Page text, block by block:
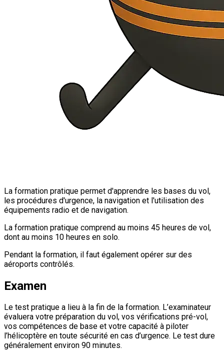
La formation pratique permet d'apprendre les bases du vol,
les procédures d'urgence, la navigation et l'utilisation des
équipements radio et de navigation.
La formation pratique comprend au moins 45 heures de vol,
dont au moins 10 heures en solo.
Pendant la formation, il faut également opérer sur des
aéroports contrôlés.
Examen
Le test pratique a lieu à la fin de la formation. L’examinateur
évaluera votre préparation du vol, vos vérifications pré-vol,
vos compétences de base et votre capacité à piloter
l’hélicoptère en toute sécurité en cas d’urgence. Le test dure
généralement environ 90 minutes.